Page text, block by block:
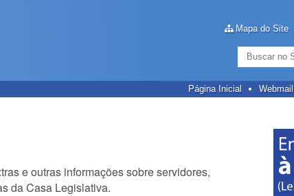
Mapa do Site
Busca
Avançada…
Página Inicial Webmail
e outras informações sobre servidores,
da Casa Legislativa.